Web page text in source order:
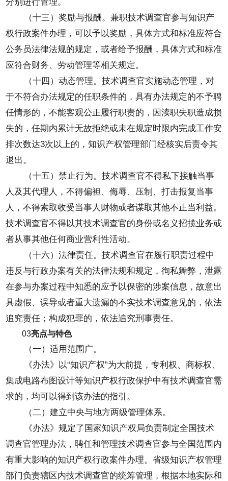
（十三）奖励与报酬。兼职技术调查官参与知识产
权行政案件办理，可以予以奖励，具体方式和标准应符合
公务员法律法规的规定，或者给予报酬，具体方式和标准
应符合财务、劳动管理等相关规定。
（十四）动态管理。技术调查官实施动态管理，对
于不符合办法规定的任职条件的，具有办法规定的不予聘
任情形的，不能客观公正履行职责的，因渎职失职造成损
失的，任期内累计无故拒绝或未在规定时限内完成工作安
排次数达3次以上的，知识产权管理部门经核实后责令其
退出。
（十五）禁止行为。技术调查官不得私下接触当事
人及其代理人，不得偏袒、侮辱、压制、打击报复当事
人，不得索取收受当事人财物或者谋取其他不正当利益。
技术调查官不得以其技术调查官的身份或名义招揽业务或
者从事其他任何商业营利性活动。
（十六）法律责任。技术调查官在履行职责过程中
违反与行政办案有关的法律法规和规定，徇私舞弊，泄露
在参与办案过程中知悉的应予以保密的涉案信息，故意出
具虚假、误导或者重大遗漏的不实技术调查意见的，依法
追究责任；构成犯罪的，依法追究刑事责任。
03亮点与特色
（一）适用范围广。
《办法》以“知识产权”为大前提，专利权、商标权、
集成电路布图设计等知识产权行政保护中有技术调查官需
求的，均可以得到该办法的指引。
（二）建立中央与地方两级管理体系。
《办法》规定了国家知识产权局负责制定全国技术
调查官管理办法，聘任和管理技术调查官参与全国范围内
有重大影响的知识产权行政案件办理。省级知识产权管理
部门负责辖区内技术调查官的统筹管理，根据本地实际和